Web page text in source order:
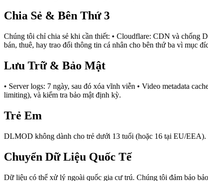
Chia Sẻ & Bên Thứ 3
Chúng tôi chỉ chia sẻ khi cần thiết: • Cloudflare: CDN và chống
bán, thuê, hay trao đổi thông tin cá nhân cho bên thứ ba vì mục
Lưu Trữ & Bảo Mật
• Server logs: 7 ngày, sau đó xóa vĩnh viễn • Video metadata
limiting), và kiểm tra bảo mật định kỳ.
Trẻ Em
DLMOD không dành cho trẻ dưới 13 tuổi (hoặc 16 tại EU/EEA).
Chuyển Dữ Liệu Quốc Tế
Dữ liệu có thể xử lý ngoài quốc gia cư trú. Chúng tôi đảm bảo